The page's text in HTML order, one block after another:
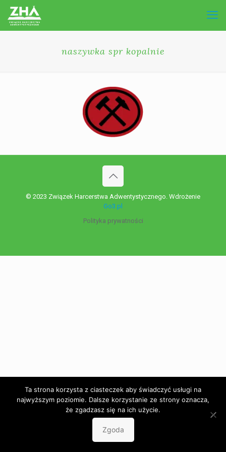
naszywka spr kopalnie
© 2023 Związek Harcerstwa Adwentystycznego. Wdrożenie
Go3.pl
Polityka prywatności
Ta strona korzysta z ciasteczek aby świadczyć usługi na
najwyższym poziomie. Dalsze korzystanie ze strony oznacza,
że zgadzasz się na ich użycie.
Zgoda